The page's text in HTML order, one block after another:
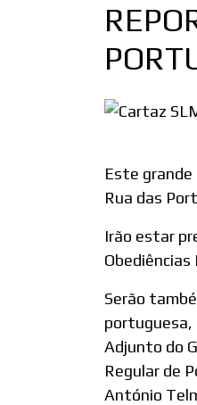
Este grande
Rua das
Irão estar
Serão
portuguesa,
Adjunto do
Regular de
António